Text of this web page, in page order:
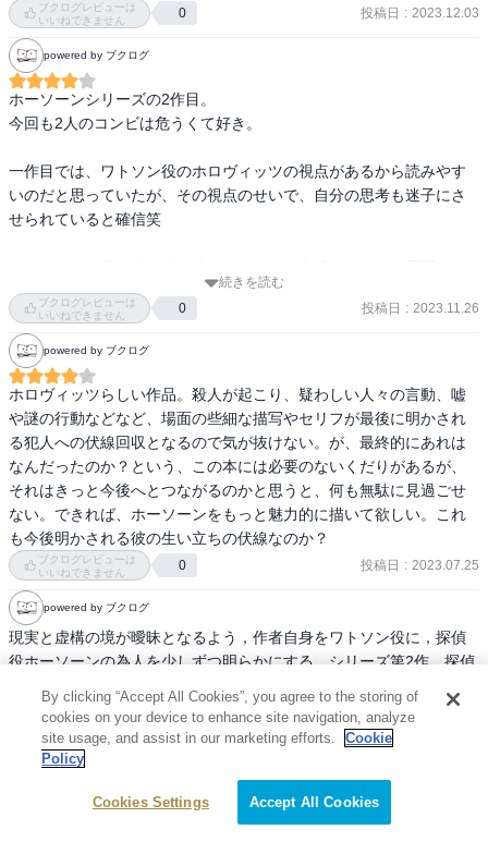
ブクログレビューは
いいねできません
0 投稿日 : 2023.12.03
powered by ブクログ
ホーソーンシリーズの2作目。
今回も2人のコンビは危うくて好き。
一作目では、ワトソン役のホロヴィッツの視点があるから読みやす
いのだと思っていたが、その視点のせいで、自分の思考も迷子にさ
せられていると確信笑
っていくのか楽しみ。
犯人当てはやめられないですよ。。。
続きを読む
ブクログレビューは
いいねできません
0 投稿日 : 2023.11.26
powered by ブクログ
ホロヴィッツらしい作品。殺人が起こり、疑わしい人々の言動、嘘
や謎の行動などなど、場面の些細な描写やセリフが最後に明かされ
る犯人への伏線回収となるので気が抜けない。が、最終的にあれは
なんだったのか？という、この本には必要のないくだりがあるが、
それはきっと今後へとつながるのかと思うと、何も無駄に見過ごせ
ない。できれば、ホーソーンをもっと魅力的に描いて欲しい。これ
も今後明かされる彼の生い立ちの伏線なのか？
ブクログレビューは
いいねできません
0 投稿日 : 2023.07.25
powered by ブクログ
現実と虚構の境が曖昧となるよう，作者自身をワトソン役に，探偵
役ホーソーンの為人を少しずつ明らかにする，シリーズ第2作．探偵
るとも読めるが，真っ当には本格ミステリを築いてきた先人達への
オマージュの極限を体現する．古今東西の過去作に通じていれば，
一層のめり込めるかも知れないが，私のような俄は黙って登場人物
の相関図を書きながら縦横に貼られた伏線を理解すべく，状況を整
理するのが関の山．
続きを読む
By clicking “Accept All Cookies”, you agree to the storing of
cookies on your device to enhance site navigation, analyze
site usage, and assist in our marketing efforts.
Cookie
Policy
Cookies Settings Accept All Cookies